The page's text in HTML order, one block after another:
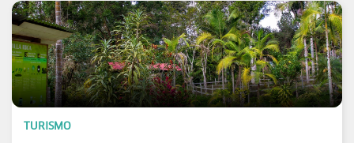
TURISMO